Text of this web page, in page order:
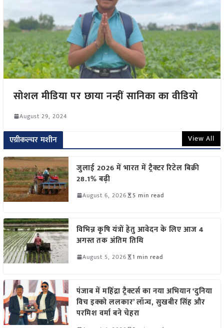
सोशल मीडिया पर छाया नन्हीं सानिका का वीडियो
August 29, 2024
एग्रीकल्चर मशीन View All
जुलाई 2026 में भारत में ट्रैक्टर रिटेल बिक्री
28.1% बढ़ी
August 6, 2026 5 min read
विभिन्न कृषि यंत्रों हेतु आवेदन के लिए आज 4
अगस्त तक अंतिम तिथि
August 5, 2026 1 min read
पंजाब में महिंद्रा ट्रैक्टर्स का नया अभियान ‘दुनिया
विच इक्को ललकार’ लॉन्च, सुखबीर सिंह और
परमिश वर्मा बने चेहरा